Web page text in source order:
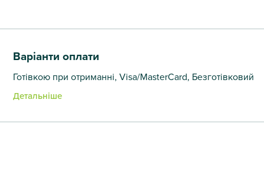
Варіанти оплати
Готівкою при отриманні, Visa/MasterCard, Безготівковий
Детальніше